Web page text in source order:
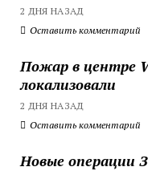
2 ДНЯ НАЗАД
Оставить комментарий
Пожар в центре
локализовали
2 ДНЯ НАЗАД
Оставить комментарий
Новые операции